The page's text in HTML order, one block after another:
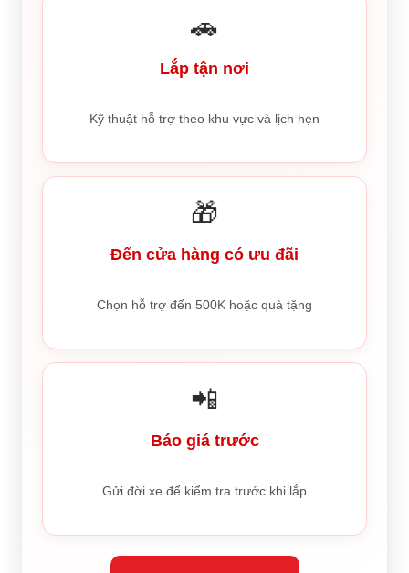
🚗
Lắp tận nơi
Kỹ thuật hỗ trợ theo khu vực và lịch hẹn
🎁
Đến cửa hàng có ưu đãi
Chọn hỗ trợ đến 500K hoặc quà tặng
📲
Báo giá trước
Gửi đời xe để kiểm tra trước khi lắp